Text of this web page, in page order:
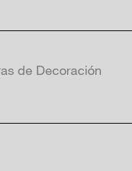
de Decoración